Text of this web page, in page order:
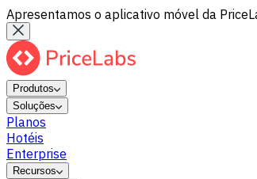
Apresentamos o aplicativo móvel da
Produtos
Soluções
Planos
Hotéis
Enterprise
Recursos